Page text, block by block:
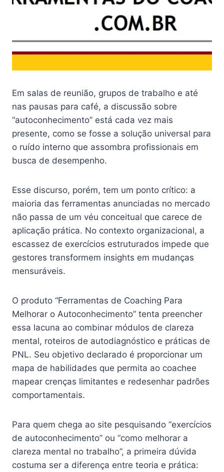
Em salas de reunião, grupos de trabalho e até
nas pausas para café, a discussão sobre
“autoconhecimento” está cada vez mais
presente, como se fosse a solução universal para
o ruído interno que assombra profissionais em
busca de desempenho.
Esse discurso, porém, tem um ponto crítico: a
maioria das ferramentas anunciadas no mercado
não passa de um véu conceitual que carece de
aplicação prática. No contexto organizacional, a
escassez de exercícios estruturados impede que
gestores transformem insights em mudanças
mensuráveis.
O produto “Ferramentas de Coaching Para
Melhorar o Autoconhecimento” tenta preencher
essa lacuna ao combinar módulos de clareza
mental, roteiros de autodiagnóstico e práticas de
PNL. Seu objetivo declarado é proporcionar um
mapa de habilidades que permita ao coachee
mapear crenças limitantes e redesenhar padrões
comportamentais.
Para quem chega ao site pesquisando “exercícios
de autoconhecimento” ou “como melhorar a
clareza mental no trabalho”, a primeira dúvida
costuma ser a diferença entre teoria e prática: